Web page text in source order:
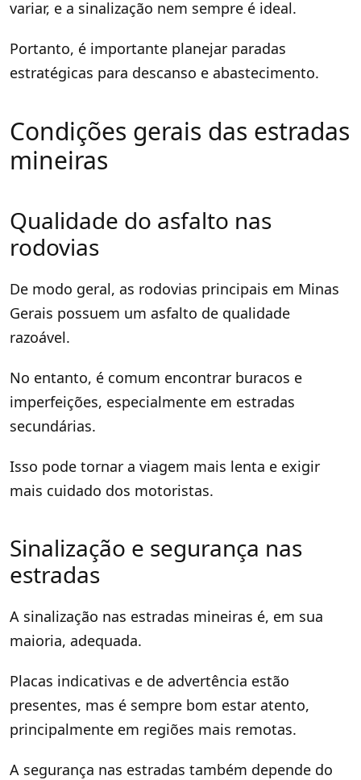
variar, e a sinalização nem sempre é ideal.
Portanto, é importante planejar paradas
estratégicas para descanso e abastecimento.
Condições gerais das estradas
mineiras
Qualidade do asfalto nas
rodovias
De modo geral, as rodovias principais em Minas
Gerais possuem um asfalto de qualidade
razoável.
No entanto, é comum encontrar buracos e
imperfeições, especialmente em estradas
secundárias.
Isso pode tornar a viagem mais lenta e exigir
mais cuidado dos motoristas.
Sinalização e segurança nas
estradas
A sinalização nas estradas mineiras é, em sua
maioria, adequada.
Placas indicativas e de advertência estão
presentes, mas é sempre bom estar atento,
principalmente em regiões mais remotas.
A segurança nas estradas também depende do